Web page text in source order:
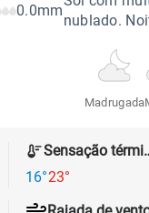
0.0mm
nublado.
Madrugada
16°23°